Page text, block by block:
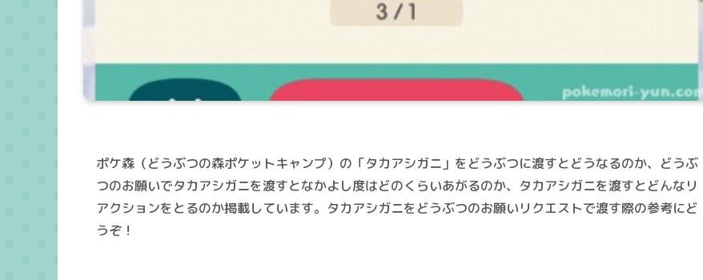
ポケ森（どうぶつの森ポケットキャンプ）の「タカアシガニ」をどうぶつに渡すとどうなるのか、どうぶ
つのお願いでタカアシガニを渡すとなかよし度はどのくらいあがるのか、タカアシガニを渡すとどんなリ
アクションをとるのか掲載しています。タカアシガニをどうぶつのお願いリクエストで渡す際の参考にど
うぞ！